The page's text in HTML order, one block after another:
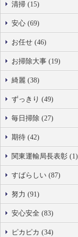
清掃 (15)
安心 (69)
お任せ (46)
お掃除大事 (19)
綺麗 (38)
ずっきり (49)
毎日掃除 (27)
期待 (42)
関東運輸局長表彰 (1)
すばらしい (87)
努力 (91)
安心安全 (83)
ピカピカ (34)